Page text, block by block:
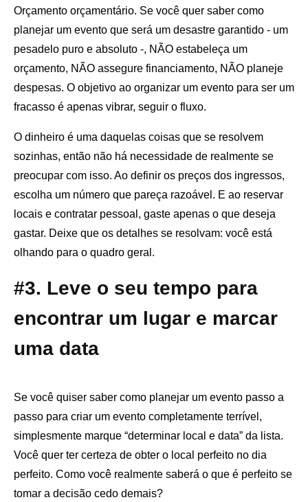
Orçamento orçamentário. Se você quer saber como
planejar um evento que será um desastre garantido - um
pesadelo puro e absoluto -, NÃO estabeleça um
orçamento, NÃO assegure financiamento, NÃO planeje
despesas. O objetivo ao organizar um evento para ser um
fracasso é apenas vibrar, seguir o fluxo.
O dinheiro é uma daquelas coisas que se resolvem
sozinhas, então não há necessidade de realmente se
preocupar com isso. Ao definir os preços dos ingressos,
escolha um número que pareça razoável. E ao reservar
locais e contratar pessoal, gaste apenas o que deseja
gastar. Deixe que os detalhes se resolvam: você está
olhando para o quadro geral.
#3. Leve o seu tempo para
encontrar um lugar e marcar
uma data
Se você quiser saber como planejar um evento passo a
passo para criar um evento completamente terrível,
simplesmente marque “determinar local e data” da lista.
Você quer ter certeza de obter o local perfeito no dia
perfeito. Como você realmente saberá o que é perfeito se
tomar a decisão cedo demais?